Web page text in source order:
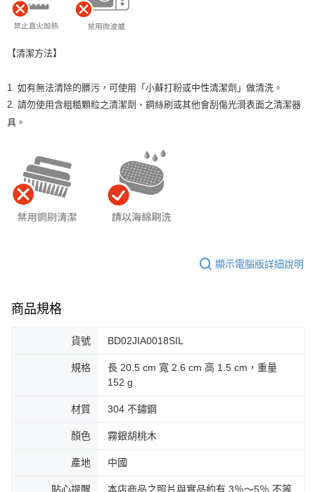
【清潔方法】
1. 如有無法清除的髒污，可使用「小蘇打粉或中性清潔劑」做清洗。
2. 請勿使用含粗糙顆粒之清潔劑、鋼絲刷或其他會刮傷光滑表面之清潔器
具。
顯示電腦版詳細說明
商品規格
貨號 BD02JIA0018SIL
規格
長 20.5 cm 寬 2.6 cm 高 1.5 cm，重量
152 g
材質 304 不鏽鋼
顏色 霧銀胡桃木
產地 中國
貼心提醒
本店商品之照片與實品約有 3％～5％ 不等